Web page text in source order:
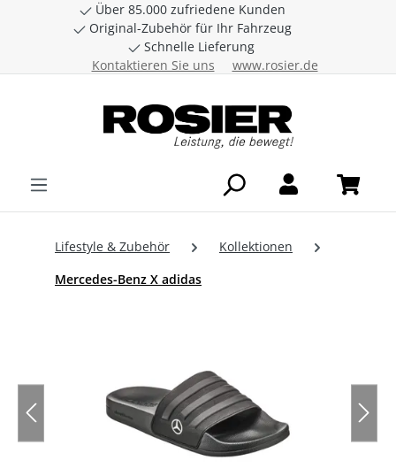
Zum Hauptinhalt springen
Über 85.000 zufriedene Kunden
Original-Zubehör für Ihr Fahrzeug
Schnelle Lieferung
Kontaktieren Sie uns
www.rosier.de
Lifestyle & Zubehör
Kollektionen
Mercedes-Benz X adidas